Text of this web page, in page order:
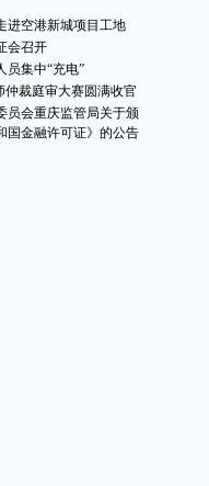
进空港新城项目工地
会召开
员集中“充电”
仲裁庭审大赛圆满收官
员会重庆监管局关于颁
国金融许可证》的公告